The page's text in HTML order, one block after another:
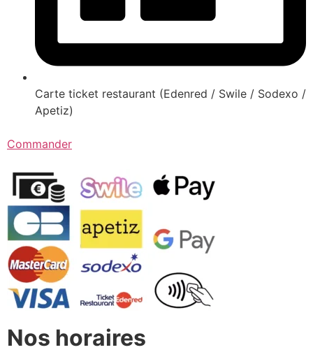
Carte ticket restaurant (Edenred / Swile / Sodexo /
Apetiz)
Commander
Nos horaires